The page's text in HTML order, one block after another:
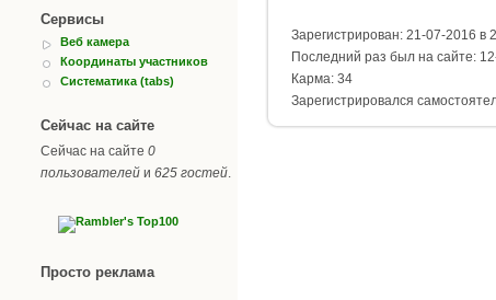
Сервисы
Веб камера
Координаты участников
Систематика (tabs)
Сейчас на сайте
Сейчас на сайте 0
пользователей и 625 гостей.
Просто реклама
Зарегистрирован: 21-07-2016 в
Последний раз был на сайте:
Карма: 34
Зарегистрировался